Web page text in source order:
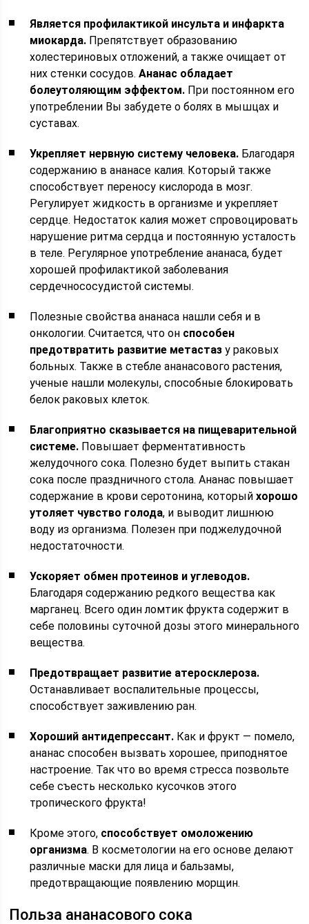
Является профилактикой инсульта и инфаркта
миокарда. Препятствует образованию
холестериновых отложений, а также очищает от
них стенки сосудов.Ананас обладает
болеутоляющим эффектом. При постоянном его
употреблении Вы забудете о болях в мышцах и
суставах.
Укрепляет нервную систему человека. Благодаря
содержанию в ананасе калия. Который также
способствует переносу кислорода в мозг.
Регулирует жидкость в организме и укрепляет
сердце. Недостаток калия может спровоцировать
нарушение ритма сердца и постоянную усталость
в теле. Регулярное употребление ананаса, будет
хорошей профилактикой заболевания
сердечнососудистой системы.
Полезные свойства ананаса нашли себя и в
онкологии. Считается, что он способен
предотвратить развитие метастаз у раковых
больных. Также в стебле ананасового растения,
ученые нашли молекулы, способные блокировать
белок раковых клеток.
Благоприятно сказывается на пищеварительной
системе. Повышает ферментативность
желудочного сока. Полезно будет выпить стакан
сока после праздничного стола. Ананас повышает
содержание в крови серотонина, которыйхорошо
утоляет чувство голода, и выводит лишнюю
воду из организма. Полезен при поджелудочной
недостаточности.
Ускоряет обмен протеинов и углеводов.
Благодаря содержанию редкого вещества как
марганец. Всего один ломтик фрукта содержит в
себе половины суточной дозы этого минерального
вещества.
Предотвращает развитие атеросклероза.
Останавливает воспалительные процессы,
способствует заживлению ран.
Хороший антидепрессант. Как и фрукт — помело,
ананас способен вызвать хорошее, приподнятое
настроение. Так что во время стресса позвольте
себе съесть несколько кусочков этого
тропического фрукта!
Кроме этого, способствует омоложению
организма. В косметологии на его основе делают
различные маски для лица и бальзамы,
предотвращающие появлению морщин.
Польза ананасового сока